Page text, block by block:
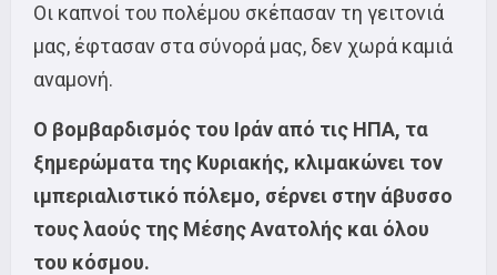
Οι καπνοί του πολέμου σκέπασαν τη γειτονιά
μας, έφτασαν στα σύνορά μας, δεν χωρά καμιά
αναμονή.
Ο βομβαρδισμός του Ιράν από τις ΗΠΑ, τα
ξημερώματα της Κυριακής, κλιμακώνει τον
ιμπεριαλιστικό πόλεμο, σέρνει στην άβυσσο
τους λαούς της Μέσης Ανατολής και όλου
του κόσμου.